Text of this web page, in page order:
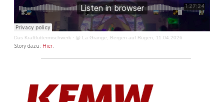
Das Kraftfuttermischwerk · @ La Grange, Bergen auf Rügen, 11.04.2026
Story dazu: Hier.